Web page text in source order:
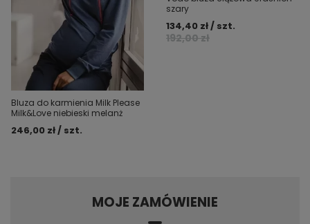
Bluza do karmienia Milk Please
Milk&Love niebieski melanż
246,00 zł / szt.
szary
192,00 zł
134,40 zł / szt.
MOJE ZAMÓWIENIE